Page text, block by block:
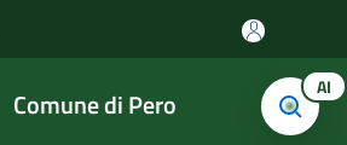
Comune di Pero AI